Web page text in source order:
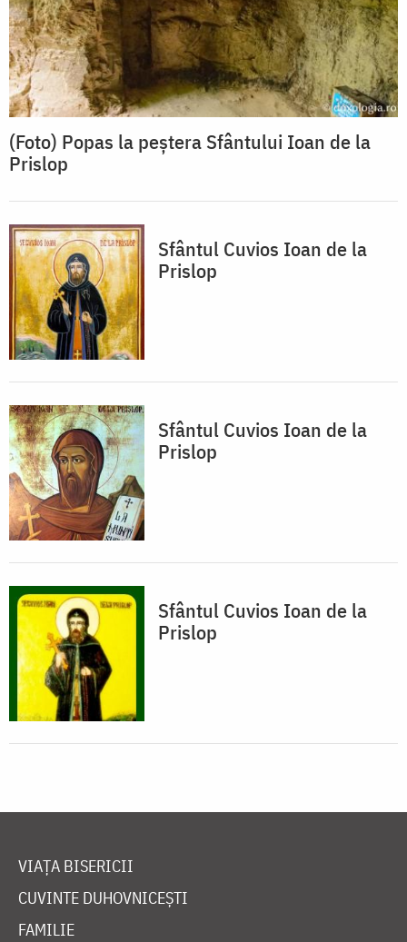
(Foto) Popas la peștera Sfântului Ioan de la
Prislop
Sfântul Cuvios Ioan de la
Prislop
Sfântul Cuvios Ioan de la
Prislop
Sfântul Cuvios Ioan de la
Prislop
VIAȚA BISERICII
CUVINTE DUHOVNICEȘTI
FAMILIE